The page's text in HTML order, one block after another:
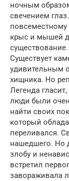
ночным
свечением
крыс и мышей
существование.
Существует
удивительным
хищника. Но
Легенда
люди были
найти своих
который
переливался.
нашедшего. Но
злобу и
встретил
завораживала